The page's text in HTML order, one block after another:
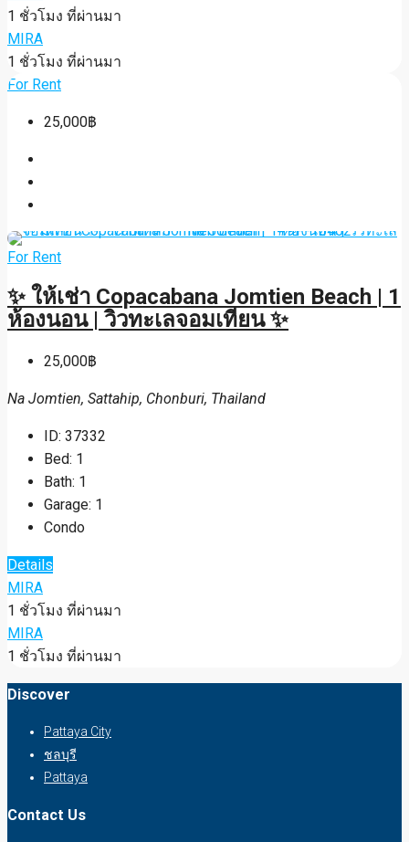
1 ชั่วโมง ที่ผ่านมา
MIRA
1 ชั่วโมง ที่ผ่านมา
For Rent
25,000฿
For Rent
✨ ให้เช่า Copacabana Jomtien Beach | 1
ห้องนอน | วิวทะเลจอมเทียน ✨
25,000฿
Na Jomtien, Sattahip, Chonburi, Thailand
ID: 37332
Bed: 1
Bath: 1
Garage: 1
Condo
Details
MIRA
1 ชั่วโมง ที่ผ่านมา
MIRA
1 ชั่วโมง ที่ผ่านมา
Discover
Pattaya City
ชลบุรี
Pattaya
Contact Us